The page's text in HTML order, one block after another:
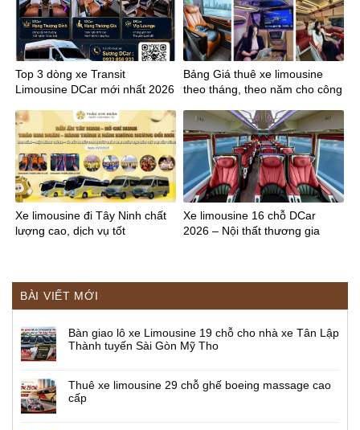
BÀI VIẾT MỚI
Bàn giao lô xe Limousine 19 chỗ cho nhà xe Tân Lập
Thành tuyến Sài Gòn Mỹ Tho
Thuê xe limousine 29 chỗ ghế boeing massage cao
cấp
Top 3 dòng xe Transit
Limousine DCar mới nhất 2026
Bảng Giá thuê xe limousine
theo tháng, theo năm cho công
Xe limousine đi Tây Ninh chất
lượng cao, dịch vụ tốt
Xe limousine 16 chỗ DCar
2026 – Nội thất thương gia